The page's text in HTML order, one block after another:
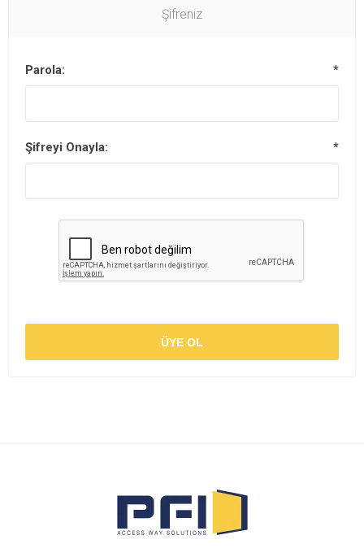
Şifreniz
Parola: *
Şifreyi Onayla: *
ÜYE OL